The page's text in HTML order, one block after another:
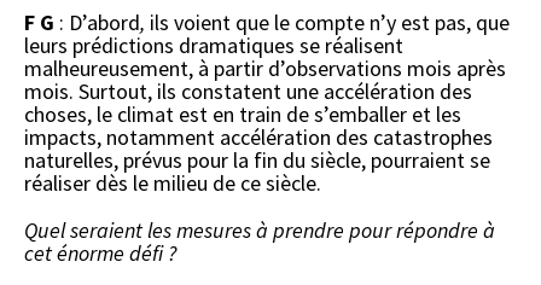
F G : D’abord, ils voient que le compte n’y est pas, que
leurs prédictions dramatiques se réalisent
malheureusement, à partir d’observations mois après
mois. Surtout, ils constatent une accélération des
choses, le climat est en train de s’emballer et les
impacts, notamment accélération des catastrophes
naturelles, prévus pour la fin du siècle, pourraient se
réaliser dès le milieu de ce siècle.
Quel seraient les mesures à prendre pour répondre à
cet énorme défi ?